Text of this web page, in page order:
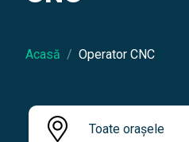
Acasă Operator CNC
Toate orașele